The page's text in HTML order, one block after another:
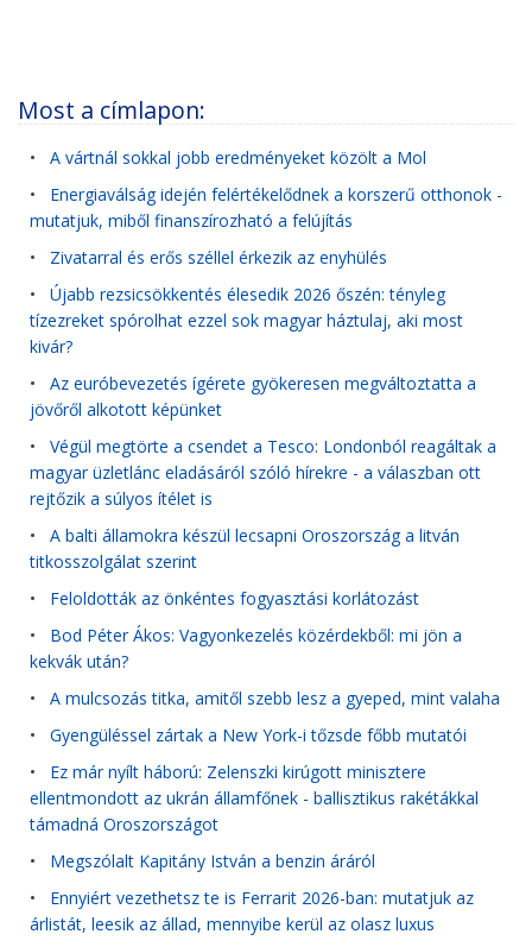
Most a címlapon:
• A vártnál sokkal jobb eredményeket közölt a Mol
• Energiaválság idején felértékelődnek a korszerű otthonok -
mutatjuk, miből finanszírozható a felújítás
• Zivatarral és erős széllel érkezik az enyhülés
• Újabb rezsicsökkentés élesedik 2026 őszén: tényleg
tízezreket spórolhat ezzel sok magyar háztulaj, aki most
kivár?
• Az euróbevezetés ígérete gyökeresen megváltoztatta a
jövőről alkotott képünket
• Végül megtörte a csendet a Tesco: Londonból reagáltak a
magyar üzletlánc eladásáról szóló hírekre - a válaszban ott
rejtőzik a súlyos ítélet is
• A balti államokra készül lecsapni Oroszország a litván
titkosszolgálat szerint
• Feloldották az önkéntes fogyasztási korlátozást
• Bod Péter Ákos: Vagyonkezelés közérdekből: mi jön a
kekvák után?
• A mulcsozás titka, amitől szebb lesz a gyeped, mint valaha
• Gyengüléssel zártak a New York-i tőzsde főbb mutatói
• Ez már nyílt háború: Zelenszki kirúgott minisztere
ellentmondott az ukrán államfőnek - ballisztikus rakétákkal
támadná Oroszországot
• Megszólalt Kapitány István a benzin áráról
• Ennyiért vezethetsz te is Ferrarit 2026-ban: mutatjuk az
árlistát, leesik az állad, mennyibe kerül az olasz luxus